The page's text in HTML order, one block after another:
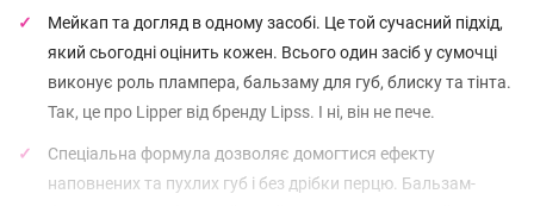
Мейкап та догляд в одному засобі. Це той сучасний підхід,
який сьогодні оцінить кожен. Всього один засіб у сумочці
виконує роль плампера, бальзаму для губ, блиску та тінта.
Так, це про Lipper від бренду Lipss. І ні, він не пече.
Спеціальна формула дозволяє домогтися ефекту
наповнених та пухлих губ і без дрібки перцю. Бальзам-